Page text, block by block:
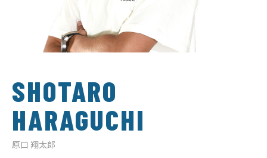
SHOTARO
HARAGUCHI
原口 翔太郎